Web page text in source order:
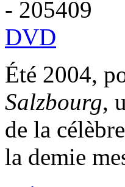
- 205409
DVD
Été 2004,
Salzbourg,
de la
la demie